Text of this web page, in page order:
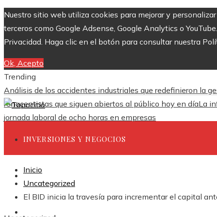
Nuestro sitio web utiliza cookies para mejorar y
terceros como Google Adsense, Google Analytics o
Privacidad. Haga clic en el botón para consultar nuestra
Ok, Acepto
Trending
Análisis de los accidentes industriales que redefinieron la
renacentistas que siguen abiertos al público hoy en díaLa
jornada laboral de ocho horas en empresas
INVERSIONES Y NEGOCIOS
CIENCIA Y TECNOLOGÍA
Inicio
Uncategorized
El BID inicia la travesía para incrementar el capital